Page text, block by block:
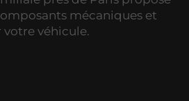
mécaniques et
véhicule.